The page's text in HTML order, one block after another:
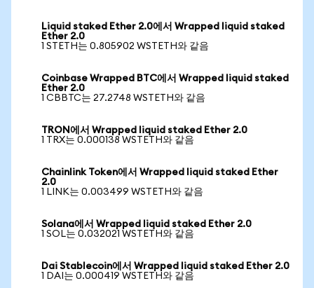
Liquid staked Ether 2.0에서 Wrapped liquid staked
Ether 2.0
1 STETH는 0.805902 WSTETH와 같음
Coinbase Wrapped BTC에서 Wrapped liquid staked
Ether 2.0
1 CBBTC는 27.2748 WSTETH와 같음
TRON에서 Wrapped liquid staked Ether 2.0
1 TRX는 0.000138 WSTETH와 같음
Chainlink Token에서 Wrapped liquid staked Ether
2.0
1 LINK는 0.003499 WSTETH와 같음
Solana에서 Wrapped liquid staked Ether 2.0
1 SOL는 0.032021 WSTETH와 같음
Dai Stablecoin에서 Wrapped liquid staked Ether 2.0
1 DAI는 0.000419 WSTETH와 같음